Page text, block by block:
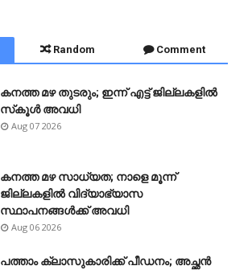
Random Comment
കനത്ത മഴ തുടരും; ഇന്ന് എട്ട് ജില്ലകളിൽ
സ്‌കൂൾ അവധി
Aug 07 2026
കനത്ത മഴ സാധ്യത; നാളെ മൂന്ന്
ജില്ലകളിൽ വിദ്യാഭ്യാസ
സ്ഥാപനങ്ങൾക്ക് അവധി
Aug 06 2026
പത്താം ക്ലാസുകാരിക്ക് പീഡനം; അച്ഛൻ